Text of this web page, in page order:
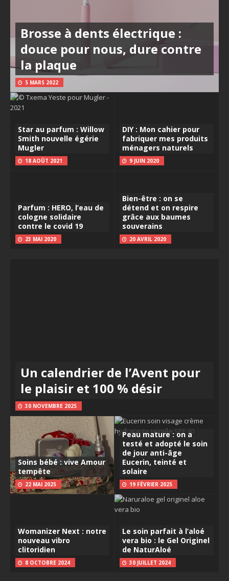
Brosse à dents électrique :
douce pour nous, dure contre
la plaque
5 MARS 2022
Star au parfum : Willow
Smith nouvelle égérie
Mugler
18 AOÛT 2021
DIY : Mon cahier pour
fabriquer mes produits
ménagers naturels
9 JUIN 2020
Parfum : HERO, l’eau de
cologne solidaire
contre le covid 19
23 MAI 2020
Bien-être : on se
détend et on respire
grâce aux baumes
souverains
20 AVRIL 2020
Un calendrier de l’Avent pour
le plaisir et 100 % désir
30 NOVEMBRE 2025
Soins bébé : vive Amour
tempête
22 MAI 2025
Peau mature : on a
testé et adopté le soin
de jour anti-âge
Eucerin, teinté et
solaire
19 FÉVRIER 2025
Womanizer Next : notre
nouveau vibro
clitoridien
8 OCTOBRE 2024
Le soin parfait à l’aloé
vera bio : le Gel Originel
de NaturAloé
30 JUILLET 2024